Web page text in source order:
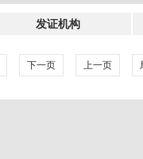
发证机构
下一页 上一页